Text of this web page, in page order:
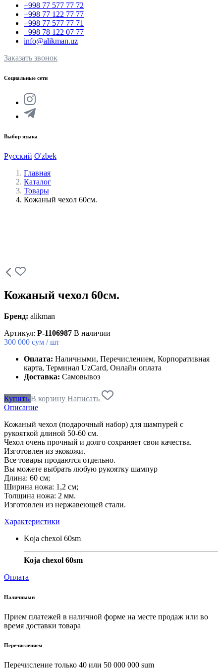
+998 77 577 77 72
+998 77 122 77 77
+998 77 577 77 71
+998 78 122 07 77
info@alikman.uz
Заказать звонок
Социальные сети
Выбор языка
Русский O'zbek
Главная
Каталог
Товары
Кожаный чехол 60см.
Кожаный чехол 60см.
Бренд: alikman
Артикул: P-1106987 В наличии
300 000 сум / шт
Оплата: Наличными, Перечислением, Корпоративная
карта, Терминал UzCard, Онлайн оплата
Доставка: Самовывоз
Купить В корзину Написать
Описание
Кожаный чехол (подарочный набор) для шампурей с
рукояткой длиной 50-60 см.
Чехол очень прочный и долго сохраняет свои качества.
Изготовлен из экокожи.
Все товары продаются отдельно.
Вы можете выбрать любую рукоятку шампур
Длина: 60 см;
Ширина ножа: 1,2 см;
Толщина ножа: 2 мм.
Изготовлен из нержавеющей стали.
Характеристики
Koja chexol 60sm
Koja chexol 60sm
Оплата
Наличными
Прием платежей в наличной форме на месте продаж или во
время доставки товара
Перечислением
Перечисление только 40 или 50 000 000 sum